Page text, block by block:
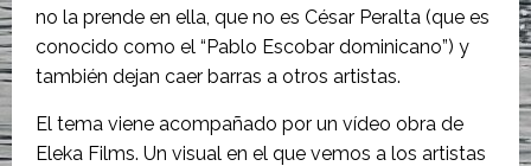
no la prende en ella, que no es César Peralta (que es
conocido como el “Pablo Escobar dominicano”) y
también dejan caer barras a otros artistas.
El tema viene acompañado por un vídeo obra de
Eleka Films. Un visual en el que vemos a los artistas